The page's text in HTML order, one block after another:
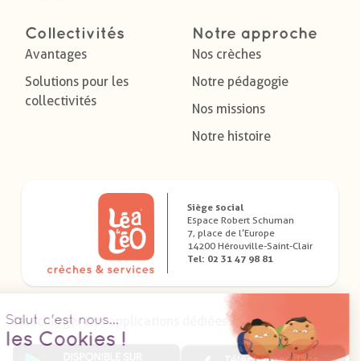
Collectivités
Avantages
Solutions pour les
collectivités
Notre approche
Nos crèches
Notre pédagogie
Nos missions
Notre histoire
Siège social
Espace Robert Schuman
7, place de l’Europe
14200 Hérouville-Saint-Clair
Tel: 02 31 47 98 81
Télécharger nos applications dédiées